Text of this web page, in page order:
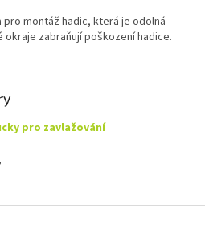
montáž hadic, která je odolná
zabraňují poškození hadice.
pro zavlažování